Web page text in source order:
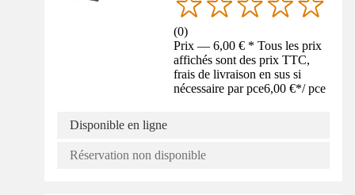
(0)
Prix — 6,00 € * Tous les prix
affichés sont des prix TTC,
frais de livraison en sus si
nécessaire par pce6,00 €*/ pce
Disponible en ligne
Réservation non disponible